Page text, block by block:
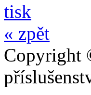
tisk
« zpět
Copyright